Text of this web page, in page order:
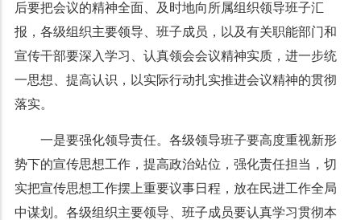
后要把会议的精神全面、及时地向所属组织领导班子汇
报，各级组织主要领导、班子成员，以及有关职能部门和
宣传干部要深入学习、认真领会会议精神实质，进一步统
一思想、提高认识，以实际行动扎实推进会议精神的贯彻
落实。
一是要强化领导责任。各级领导班子要高度重视新形
势下的宣传思想工作，提高政治站位，强化责任担当，切
实把宣传思想工作摆上重要议事日程，放在民进工作全局
中谋划。各级组织主要领导、班子成员要认真学习贯彻本